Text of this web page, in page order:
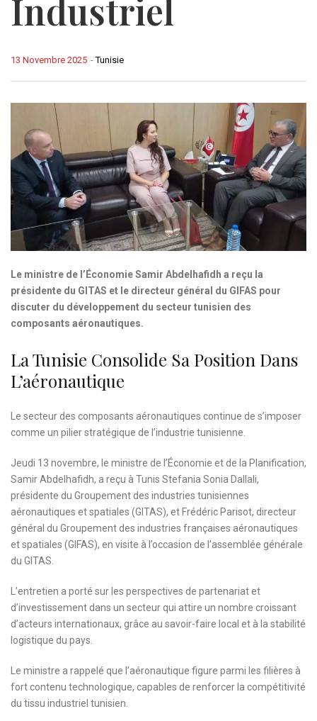
Industriel
-Tunisie
13 Novembre 2025
Le ministre de l’Économie Samir Abdelhafidh a reçu la
présidente du GITAS et le directeur général du GIFAS pour
discuter du développement du secteur tunisien des
composants aéronautiques.
La Tunisie Consolide Sa Position Dans
L’aéronautique
Le secteur des composants aéronautiques continue de s’imposer
comme un pilier stratégique de l’industrie tunisienne.
Jeudi 13 novembre, le ministre de l’Économie et de la Planification,
Samir Abdelhafidh, a reçu à Tunis Stefania Sonia Dallali,
présidente du Groupement des industries tunisiennes
aéronautiques et spatiales (GITAS), et Frédéric Parisot, directeur
général du Groupement des industries françaises aéronautiques
et spatiales (GIFAS), en visite à l’occasion de l’assemblée générale
du GITAS.
L’entretien a porté sur les perspectives de partenariat et
d’investissement dans un secteur qui attire un nombre croissant
d’acteurs internationaux, grâce au savoir-faire local et à la stabilité
logistique du pays.
Le ministre a rappelé que l’aéronautique figure parmi les filières à
fort contenu technologique, capables de renforcer la compétitivité
du tissu industriel tunisien.